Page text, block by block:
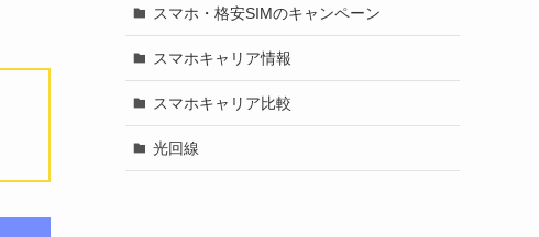
スマホ・格安SIMのキャンペーン
スマホキャリア情報
スマホキャリア比較
光回線